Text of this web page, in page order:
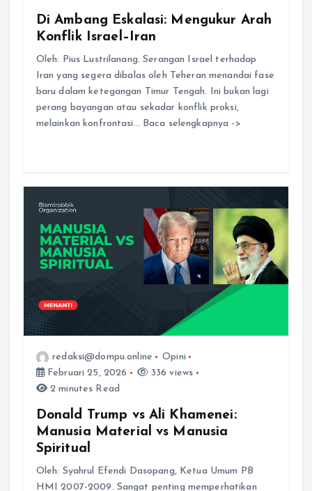
Di Ambang Eskalasi: Mengukur Arah
Konflik Israel–Iran
Oleh: Pius Lustrilanang. Serangan Israel terhadap
Iran yang segera dibalas oleh Teheran menandai fase
baru dalam ketegangan Timur Tengah. Ini bukan lagi
perang bayangan atau sekadar konflik proksi,
melainkan konfrontasi… Baca selengkapnya ->
redaksi@dompu.online
Opini
Februari 25, 2026
336 views
2 minutes Read
Donald Trump vs Ali Khamenei:
Manusia Material vs Manusia
Spiritual
Oleh: Syahrul Efendi Dasopang, Ketua Umum PB
HMI 2007-2009. Sangat penting memperhatikan